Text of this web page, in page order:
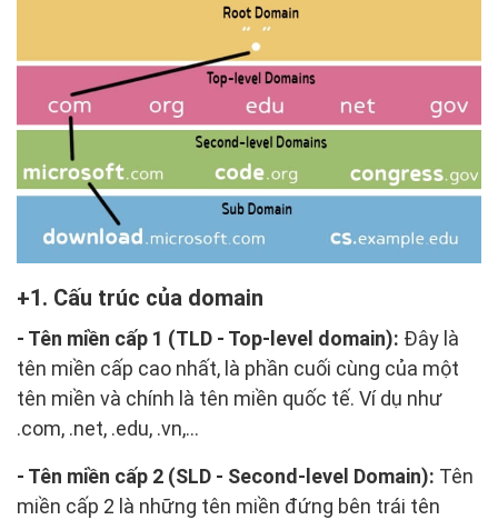
1. Cấu trúc của domain
- Tên miền cấp 1 (TLD - Top-level domain): Đây là
tên miền cấp cao nhất, là phần cuối cùng của một
tên miền và chính là tên miền quốc tế. Ví dụ như
.com, .net, .edu, .vn,...
- Tên miền cấp 2 (SLD - Second-level Domain): Tên
miền cấp 2 là những tên miền đứng bên trái tên